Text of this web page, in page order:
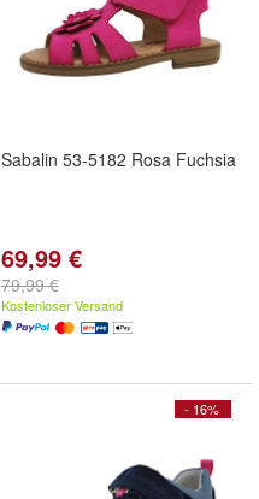
Sabalin 53-5182 Rosa Fuchsia
69,99 €
79,99 €
Kostenloser Versand
- 16%